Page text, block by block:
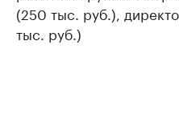
(250 тыс. руб.),
тыс. руб.)